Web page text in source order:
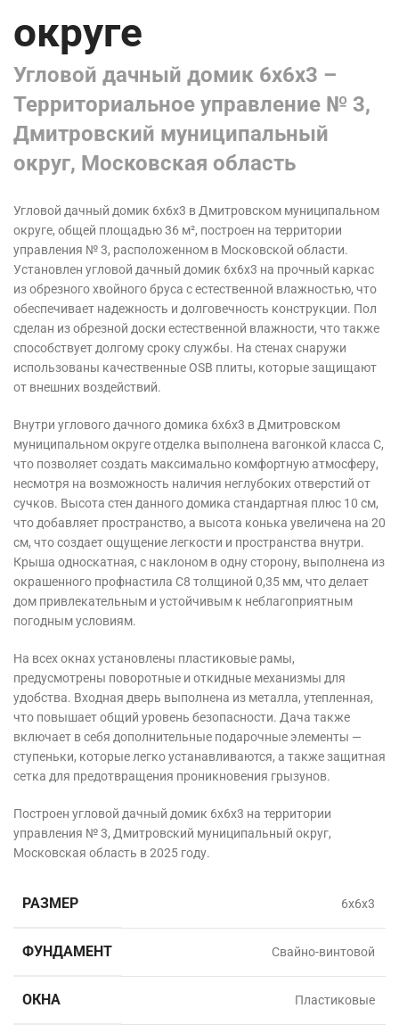
округе
Угловой дачный домик 6х6х3 –
Территориальное управление № 3,
Дмитровский муниципальный
округ, Московская область
Угловой дачный домик 6х6х3 в Дмитровском муниципальном
округе, общей площадью 36 м², построен на территории
управления № 3, расположенном в Московской области.
Установлен угловой дачный домик 6х6х3 на прочный каркас
из обрезного хвойного бруса с естественной влажностью, что
обеспечивает надежность и долговечность конструкции. Пол
сделан из обрезной доски естественной влажности, что также
способствует долгому сроку службы. На стенах снаружи
использованы качественные OSB плиты, которые защищают
от внешних воздействий.
Внутри углового дачного домика 6х6х3 в Дмитровском
муниципальном округе отделка выполнена вагонкой класса С,
что позволяет создать максимально комфортную атмосферу,
несмотря на возможность наличия неглубоких отверстий от
сучков. Высота стен данного домика стандартная плюс 10 см,
что добавляет пространство, а высота конька увеличена на 20
см, что создает ощущение легкости и пространства внутри.
Крыша односкатная, с наклоном в одну сторону, выполнена из
окрашенного профнастила С8 толщиной 0,35 мм, что делает
дом привлекательным и устойчивым к неблагоприятным
погодным условиям.
На всех окнах установлены пластиковые рамы,
предусмотрены поворотные и откидные механизмы для
удобства. Входная дверь выполнена из металла, утепленная,
что повышает общий уровень безопасности. Дача также
включает в себя дополнительные подарочные элементы —
ступеньки, которые легко устанавливаются, а также защитная
сетка для предотвращения проникновения грызунов.
Построен угловой дачный домик 6х6х3 на территории
управления № 3, Дмитровский муниципальный округ,
Московская область в 2025 году.
РАЗМЕР 6х6х3
ФУНДАМЕНТ Свайно-винтовой
ОКНА Пластиковые